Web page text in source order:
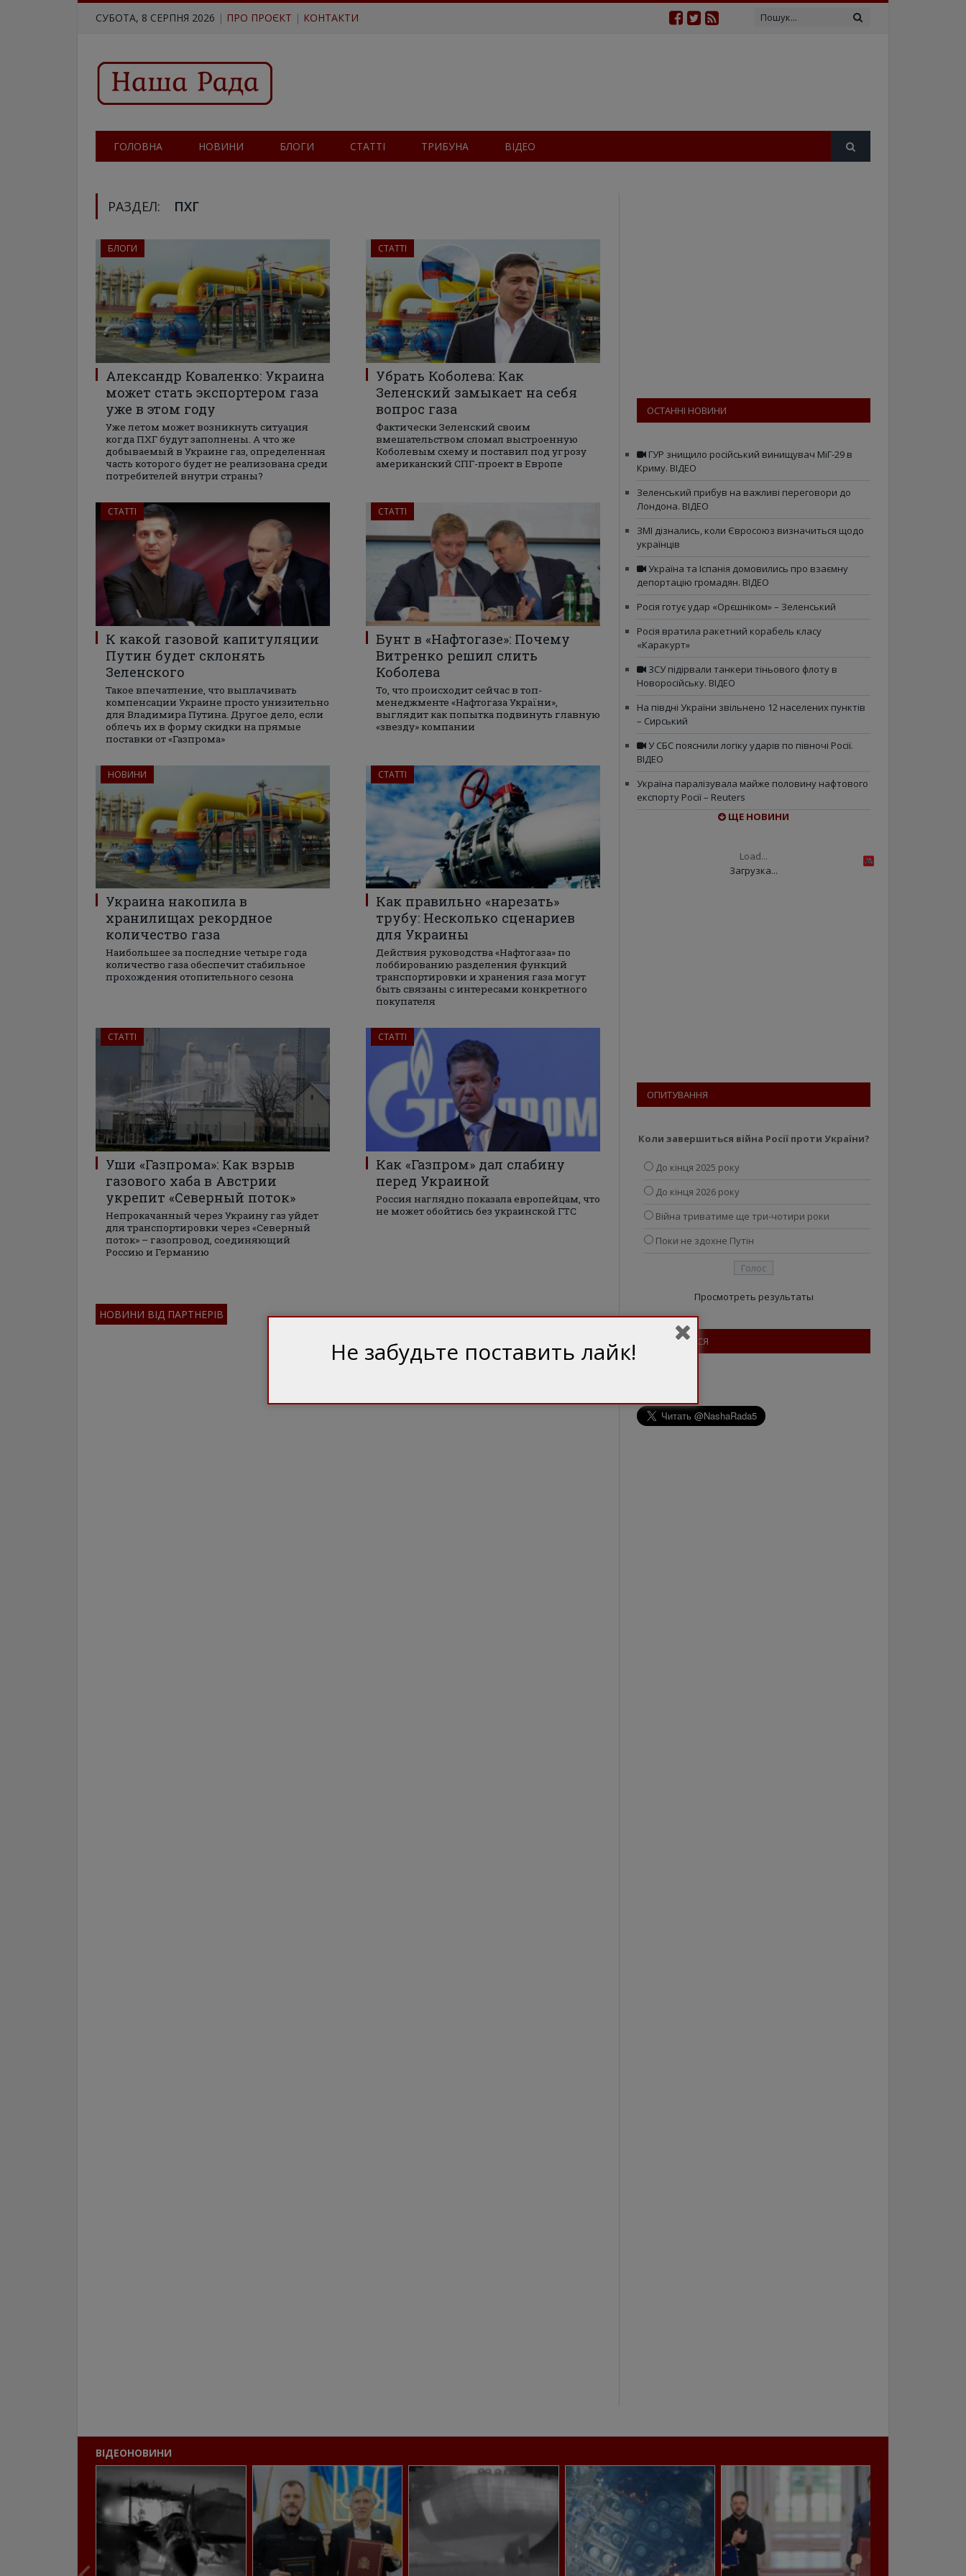
СУБОТА, 8 СЕРПНЯ 2026 | ПРО ПРОЄКТ | КОНТАКТИ
ГОЛОВНА НОВИНИ БЛОГИ СТАТТІ ТРИБУНА ВІДЕО
РАЗДЕЛ: ПХГ
БЛОГИ
Александр Коваленко: Украина
может стать экспортером газа
уже в этом году
Уже летом может возникнуть ситуация
когда ПХГ будут заполнены. А что же
добываемый в Украине газ, определенная
часть которого будет не реализована среди
потребителей внутри страны?
СТАТТІ
Убрать Коболева: Как
Зеленский замыкает на себя
вопрос газа
Фактически Зеленский своим
вмешательством сломал выстроенную
Коболевым схему и поставил под угрозу
американский СПГ-проект в Европе
СТАТТІ
К какой газовой капитуляции
Путин будет склонять
Зеленского
Такое впечатление, что выплачивать
компенсации Украине просто унизительно
для Владимира Путина. Другое дело, если
облечь их в форму скидки на прямые
поставки от «Газпрома»
СТАТТІ
Бунт в «Нафтогазе»: Почему
Витренко решил слить
Коболева
То, что происходит сейчас в топ-
менеджменте «Нафтогаза України»,
выглядит как попытка подвинуть главную
«звезду» компании
НОВИНИ
Украина накопила в
хранилищах рекордное
количество газа
Наибольшее за последние четыре года
количество газа обеспечит стабильное
прохождения отопительного сезона
СТАТТІ
Как правильно «нарезать»
трубу: Несколько сценариев
для Украины
Действия руководства «Нафтогаза» по
лоббированию разделения функций
транспортировки и хранения газа могут
быть связаны с интересами конкретного
покупателя
СТАТТІ
Уши «Газпрома»: Как взрыв
газового хаба в Австрии
укрепит «Северный поток»
Непрокачанный через Украину газ уйдет
для транспортировки через «Северный
поток» – газопровод, соединяющий
Россию и Германию
СТАТТІ
Как «Газпром» дал слабину
перед Украиной
Россия наглядно показала европейцам, что
не может обойтись без украинской ГТС
НОВИНИ ВІД ПАРТНЕРІВ
ОСТАННІ НОВИНИ
ГУР знищило російський винищувач МіГ-29 в
Криму. ВІДЕО
Зеленський прибув на важливі переговори до
Лондона. ВІДЕО
ЗМІ дізнались, коли Євросоюз визначиться щодо
українців
Україна та Іспанія домовились про взаємну
депортацію громадян. ВІДЕО
Росія готує удар «Орєшніком» – Зеленський
Росія вратила ракетний корабель класу
«Каракурт»
ЗСУ підірвали танкери тіньового флоту в
Новоросійську. ВІДЕО
На півдні України звільнено 12 населених пунктів
– Сирський
У СБС пояснили логіку ударів по півночі Росії.
ВІДЕО
Україна паралізувала майже половину нафтового
експорту Росії – Reuters
ЩЕ НОВИНИ
Load...
Загрузка...
ОПИТУВАННЯ
Коли завершиться війна Росії проти України?
До кінця 2025 року
До кінця 2026 року
Війна триватиме ще три-чотири роки
Поки не здохне Путін
Просмотреть результаты
ПІДПИШІТЬСЯ
ВІДЕОНОВИНИ
Не забудьте поставить лайк!